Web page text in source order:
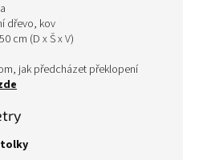
dřevo, kov
cm (D x Š x V)
jak předcházet překlopení